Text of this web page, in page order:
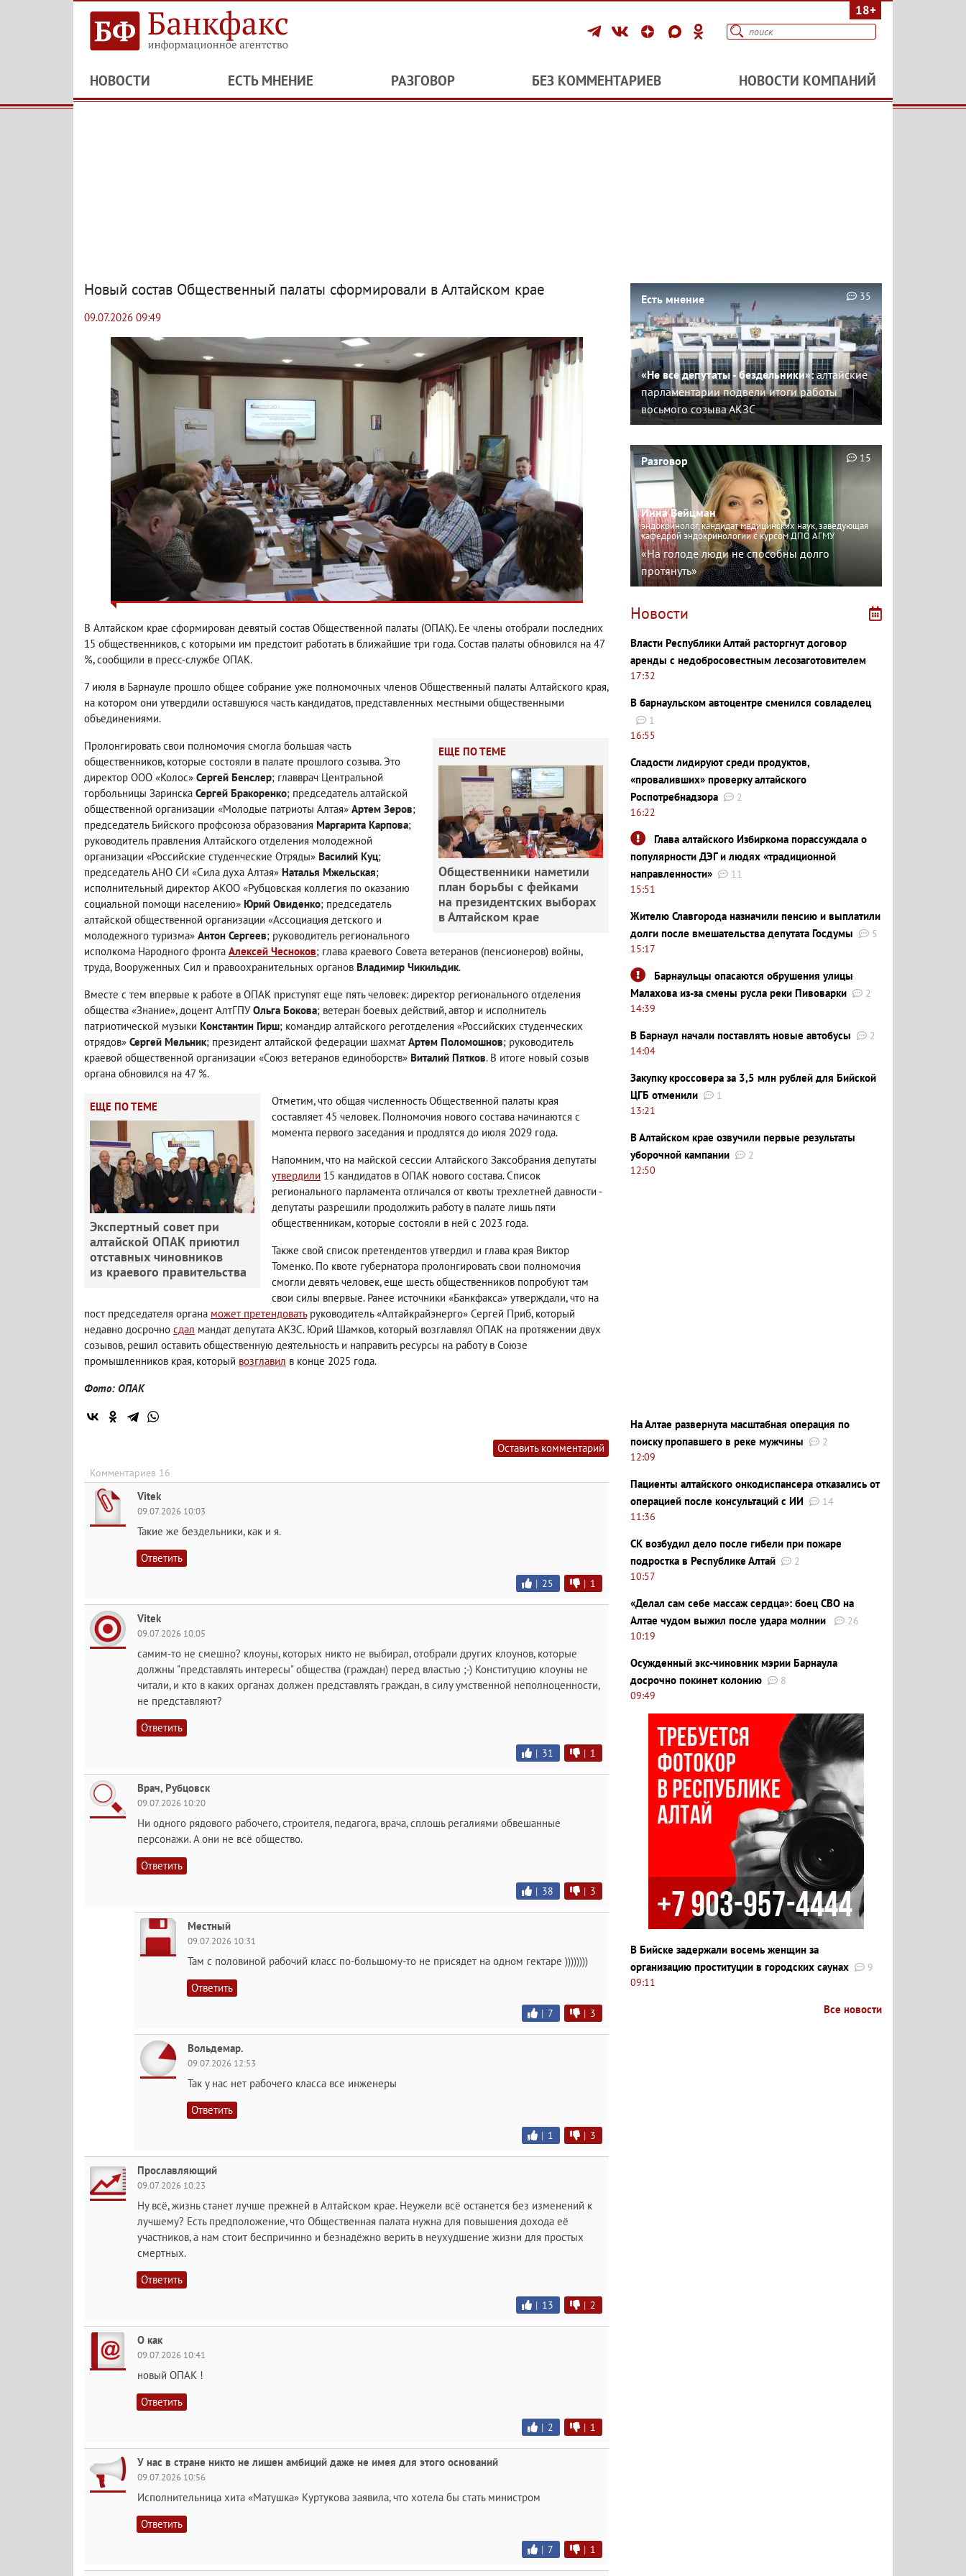
18+
НОВОСТИ ЕСТЬ МНЕНИЕ РАЗГОВОР БЕЗ КОММЕНТАРИЕВ НОВОСТИ КОМПАНИЙ
Новый состав Общественный палаты сформировали в Алтайском крае
09.07.2026 09:49
В Алтайском крае сформирован девятый состав Общественной палаты (ОПАК). Ее члены отобрали последних
15 общественников, с которыми им предстоит работать в ближайшие три года. Состав палаты обновился на 47
%, сообщили в пресс-службе ОПАК.
7 июля в Барнауле прошло общее собрание уже полномочных членов Общественный палаты Алтайского края,
на котором они утвердили оставшуюся часть кандидатов, представленных местными общественными
объединениями.
ЕЩЕ ПО ТЕМЕ
Общественники наметили
план борьбы с фейками
на президентских выборах
в Алтайском крае
Пролонгировать свои полномочия смогла большая часть
общественников, которые состояли в палате прошлого созыва. Это
директор ООО «Колос» Сергей Бенслер; главврач Центральной
горбольницы Заринска Сергей Бракоренко; председатель алтайской
общественной организации «Молодые патриоты Алтая» Артем Зеров;
председатель Бийского профсоюза образования Маргарита Карпова;
руководитель правления Алтайского отделения молодежной
организации «Российские студенческие Отряды» Василий Куц;
председатель АНО СИ «Сила духа Алтая» Наталья Мжельская;
исполнительный директор АКОО «Рубцовская коллегия по оказанию
социальной помощи населению» Юрий Овиденко; председатель
алтайской общественной организации «Ассоциация детского и
молодежного туризма» Антон Сергеев; руководитель регионального
исполкома Народного фронта Алексей Чесноков; глава краевого Совета ветеранов (пенсионеров) войны,
труда, Вооруженных Сил и правоохранительных органов Владимир Чикильдик.
Вместе с тем впервые к работе в ОПАК приступят еще пять человек: директор регионального отделения
общества «Знание», доцент АлтГПУОльга Бокова; ветеран боевых действий, автор и исполнитель
патриотической музыки Константин Гирш; командир алтайского реготделения «Российских студенческих
отрядов» Сергей Мельник; президент алтайской федерации шахмат Артем Поломошнов; руководитель
краевой общественной организации «Союз ветеранов единоборств» Виталий Пятков. В итоге новый созыв
органа обновился на 47 %.
ЕЩЕ ПО ТЕМЕ
Экспертный совет при
алтайской ОПАК приютил
отставных чиновников
из краевого правительства
Отметим, что общая численность Общественной палаты края
составляет 45 человек. Полномочия нового состава начинаются с
момента первого заседания и продлятся до июля 2029 года.
Напомним, что на майской сессии Алтайского Заксобрания депутаты
утвердили 15 кандидатов в ОПАК нового состава. Список
регионального парламента отличался от квоты трехлетней давности -
депутаты разрешили продолжить работу в палате лишь пяти
общественникам, которые состояли в ней с 2023 года.
Также свой список претендентов утвердил и глава края Виктор
Томенко. По квоте губернатора пролонгировать свои полномочия
смогли девять человек, еще шесть общественников попробуют там
свои силы впервые. Ранее источники «Банкфакса» утверждали, что на
пост председателя органа может претендоватьруководитель «Алтайкрайэнерго» Сергей Приб, который
недавно досрочно сдал мандат депутата АКЗС. Юрий Шамков, который возглавлял ОПАК на протяжении двух
созывов, решил оставить общественную деятельность и направить ресурсы на работу в Союзе
промышленников края, который возглавил в конце 2025 года.
Фото: ОПАК
Оставить комментарий
Комментариев 16
Vitek
09.07.2026 10:03
Такие же бездельники, как и я.
Ответить
| 25 | 1
Vitek
09.07.2026 10:05
самим-то не смешно? клоуны, которых никто не выбирал, отобрали других клоунов, которые
должны "представлять интересы" общества (граждан) перед властью ;-) Конституцию клоуны не
читали, и кто в каких органах должен представлять граждан, в силу умственной неполноценности,
не представляют?
Ответить
| 31 | 1
Врач, Рубцовск
09.07.2026 10:20
Ни одного рядового рабочего, строителя, педагога, врача, сплошь регалиями обвешанные
персонажи. А они не всё общество.
Ответить
| 38 | 3
Местный
09.07.2026 10:31
Там с половиной рабочий класс по-большому-то не присядет на одном гектаре ))))))))
Ответить
| 7 | 3
Вольдемар.
09.07.2026 12:53
Так у нас нет рабочего класса все инженеры
Ответить
| 1 | 3
Прославляющий
09.07.2026 10:23
Ну всё, жизнь станет лучше прежней в Алтайском крае. Неужели всё останется без изменений к
лучшему? Есть предположение, что Общественная палата нужна для повышения дохода её
участников, а нам стоит беспричинно и безнадёжно верить в неухудшение жизни для простых
смертных.
Ответить
| 13 | 2
О как
09.07.2026 10:41
новый ОПАК !
Ответить
| 2 | 1
У нас в стране никто не лишен амбиций даже не имея для этого оснований
09.07.2026 10:56
Исполнительница хита «Матушка» Куртукова заявила, что хотела бы стать министром
Ответить
| 7 | 1
Есть мнение
«Не все депутаты - бездельники»:алтайские
парламентарии подвели итоги работы
восьмого созыва АКЗС
35
Разговор
Инна Вейцман
эндокринолог, кандидат медицинских наук, заведующая
кафедрой эндокринологии с курсом ДПО АГМУ
«На голоде люди не способны долго
протянуть»
15
Новости
Власти Республики Алтай расторгнут договор
аренды с недобросовестным лесозаготовителем
17:32
В барнаульском автоцентре сменился совладелец
1
16:55
Сладости лидируют среди продуктов,
«проваливших» проверку алтайского
Роспотребнадзора
2
16:22
Глава алтайского Избиркома порассуждала о
популярности ДЭГ и людях «традиционной
направленности»
11
15:51
Жителю Славгорода назначили пенсию и выплатили
долги после вмешательства депутата Госдумы
5
15:17
Барнаульцы опасаются обрушения улицы
Малахова из-за смены русла реки Пивоварки
2
14:39
В Барнаул начали поставлять новые автобусы
2
14:04
Закупку кроссовера за 3,5 млн рублей для Бийской
ЦГБ отменили
1
13:21
В Алтайском крае озвучили первые результаты
уборочной кампании
2
12:50
На Алтае развернута масштабная операция по
поиску пропавшего в реке мужчины
2
12:09
Пациенты алтайского онкодиспансера отказались от
операцией после консультаций с ИИ
14
11:36
СК возбудил дело после гибели при пожаре
подростка в Республике Алтай
2
10:57
«Делал сам себе массаж сердца»: боец СВО на
Алтае чудом выжил после удара молнии
26
10:19
Осужденный экс-чиновник мэрии Барнаула
досрочно покинет колонию
8
09:49
В Бийске задержали восемь женщин за
организацию проституции в городских саунах
9
09:11
Все новости